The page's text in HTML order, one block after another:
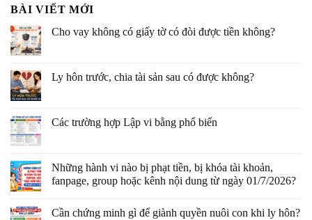
BÀI VIẾT MỚI
Cho vay không có giấy tờ có đòi được tiền không?
Ly hôn trước, chia tài sản sau có được không?
Các trường hợp Lập vi bằng phổ biến
Những hành vi nào bị phạt tiền, bị khóa tài khoản,
fanpage, group hoặc kênh nội dung từ ngày 01/7/2026?
Cần chứng minh gì để giành quyền nuôi con khi ly hôn?